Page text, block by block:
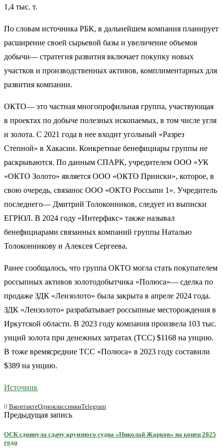
1,4 тыс. т.
По словам источника РБК, в дальнейшем компания планирует
расширение своей сырьевой базы и увеличение объемов
добычи— стратегия развития включает покупку новых
участков и производственных активов, комплиментарных для
развития компании.
ОКТО— это частная многопрофильная группа, участвующая
в проектах по добыче полезных ископаемых, в том числе угля
и золота. С 2021 года в нее входит угольный «Разрез
Степной» в Хакасии. Конкретные бенефициары группы не
раскрываются. По данным СПАРК, учредителем ООО «УК
«ОКТО Золото» является ООО «ОКТО Прииски», которое, в
свою очередь, связанос ООО «ОКТО Россыпи 1». Учредитель
последнего— Дмитрий Толоконников, следует из выписки
ЕГРЮЛ. В 2024 году «Интерфакс» также называл
бенефициарами связанных компаний группы Наталью
Толоконникову и Алексея Сергеева.
Ранее сообщалось, что группа ОКТО могла стать покупателем
россыпных активов золотодобытчика «Полюса»— сделка по
продаже ЗДК «Лензолото» была закрыта в апреле 2024 года.
ЗДК «Лензолото» разрабатывает россыпные месторождения в
Иркутской области. В 2023 году компания произвела 103 тыс.
унций золота при денежных затратах (TCC) $1168 на унцию.
В тоже времясредние TCC «Полюса» в 2023 году составили
$389 на унцию.
Источник
0 ВконтактеОдноклассникиTelegram
Предыдущая запись
ОСК сдвинула сдачу круизного судна «Николай Жарков» на конец 2025
года